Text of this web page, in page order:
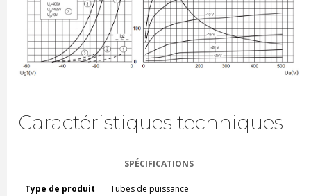
Caractéristiques techniques
SPÉCIFICATIONS
Type de produit Tubes de puissance